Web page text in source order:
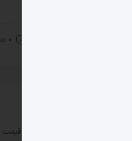
دغدغه اصلی کارفرمایان …
0 دیدگاه
بدون فشار مالی!
در بازسازی یا تجهیز منزل، قیمت